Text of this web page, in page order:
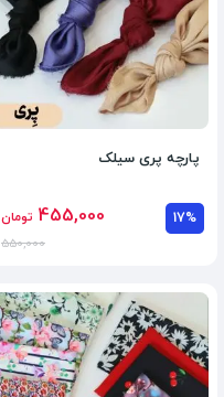
پارچه پری سیلک
17%
455,000 تومان
550,000